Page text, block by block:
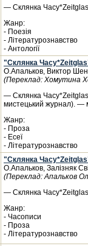
— Склянка
Жанр:
- Поезія
- Літературознавство
- Антології
"Склянка
О.Апальков, Виктор
(Переклад: Хомутина
— Склянка
мистецький журнал). —
Жанр:
- Проза
- Есеї
- Літературознавство
"Склянка
О.Апальков, Залізняк
(Переклад: Апальков
— Склянка
Жанр:
- Часописи
- Проза
- Літературознавство